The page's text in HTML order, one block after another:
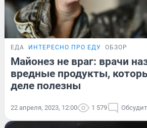
ЕДА ИНТЕРЕСНО ПРО ЕДУ ОБЗОР
Майонез не враг: врачи
вредные продукты,
деле полезны
22 апреля, 2023, 12:00 1 579